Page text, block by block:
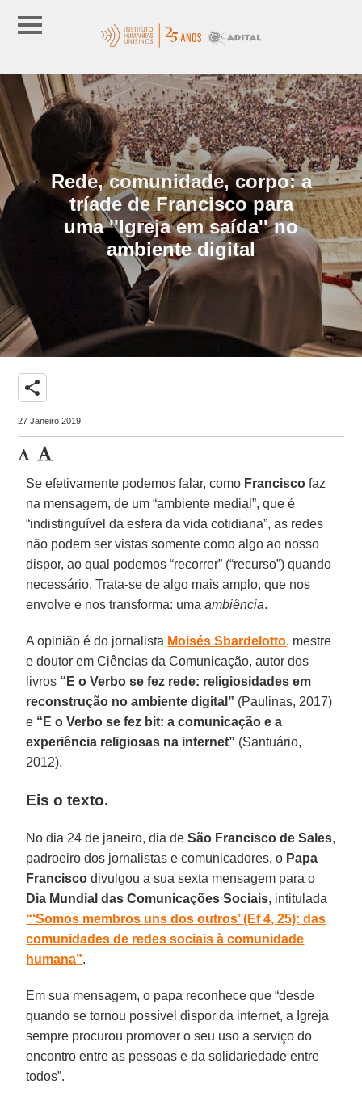
Rede, comunidade, corpo: a
tríade de Francisco para
uma ''Igreja em saída'' no
ambiente digital
share
27 Janeiro 2019
Se efetivamente podemos falar, como Francisco faz
na mensagem, de um “ambiente medial”, que é
“indistinguível da esfera da vida cotidiana”, as redes
não podem ser vistas somente como algo ao nosso
dispor, ao qual podemos “recorrer” (“recurso”) quando
necessário. Trata-se de algo mais amplo, que nos
envolve e nos transforma: umaambiência.
A opinião é do jornalista Moisés Sbardelotto, mestre
e doutor em Ciências da Comunicação, autor dos
livros “E o Verbo se fez rede: religiosidades em
reconstrução no ambiente digital” (Paulinas, 2017)
e “E o Verbo se fez bit: a comunicação e a
experiência religiosas na internet” (Santuário,
2012).
Eis o texto.
No dia 24 de janeiro, dia deSão Francisco de Sales,
padroeiro dos jornalistas e comunicadores, o Papa
Francisco divulgou a sua sexta mensagem para o
Dia Mundial das Comunicações Sociais, intitulada
“‘Somos membros uns dos outros’ (Ef 4, 25): das
comunidades de redes sociais à comunidade
humana”.
Em sua mensagem, o papa reconhece que “desde
quando se tornou possível dispor da internet, a Igreja
sempre procurou promover o seu uso a serviço do
encontro entre as pessoas e da solidariedade entre
todos”.